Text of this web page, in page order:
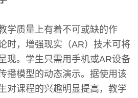
学质量上有着不可或缺的作
时，增强现实（AR）技术可将
现。学生只需用手机或AR设备
播模型的动态演示。据使用该
对课程的兴趣明显提高，教学